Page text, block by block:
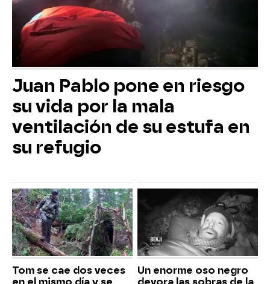
Juan Pablo pone en riesgo
su vida por la mala
ventilación de su estufa en
su refugio
Tom se cae dos veces
Un enorme oso negro